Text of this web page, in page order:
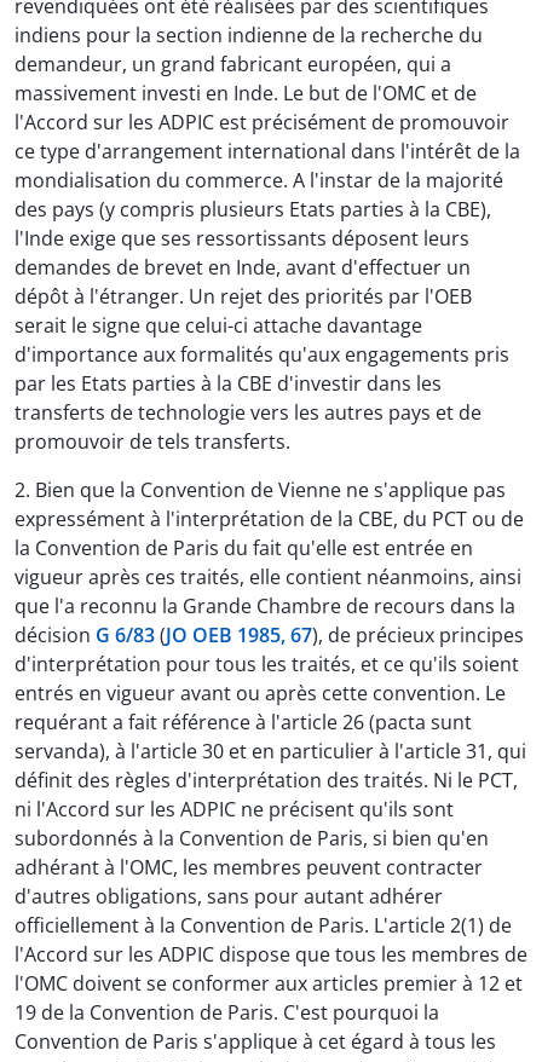
revendiquées ont été réalisées par des scientifiques
indiens pour la section indienne de la recherche du
demandeur, un grand fabricant européen, qui a
massivement investi en Inde. Le but de l'OMC et de
l'Accord sur les ADPIC est précisément de promouvoir
ce type d'arrangement international dans l'intérêt de la
mondialisation du commerce. A l'instar de la majorité
des pays (y compris plusieurs Etats parties à la CBE),
l'Inde exige que ses ressortissants déposent leurs
demandes de brevet en Inde, avant d'effectuer un
dépôt à l'étranger. Un rejet des priorités par l'OEB
serait le signe que celui-ci attache davantage
d'importance aux formalités qu'aux engagements pris
par les Etats parties à la CBE d'investir dans les
transferts de technologie vers les autres pays et de
promouvoir de tels transferts.
2. Bien que la Convention de Vienne ne s'applique pas
expressément à l'interprétation de la CBE, du PCT ou de
la Convention de Paris du fait qu'elle est entrée en
vigueur après ces traités, elle contient néanmoins, ainsi
que l'a reconnu la Grande Chambre de recours dans la
décision G 6/83(JO OEB 1985, 67), de précieux principes
d'interprétation pour tous les traités, et ce qu'ils soient
entrés en vigueur avant ou après cette convention. Le
requérant a fait référence à l'article 26 (pacta sunt
servanda), à l'article 30 et en particulier à l'article 31, qui
définit des règles d'interprétation des traités. Ni le PCT,
ni l'Accord sur les ADPIC ne précisent qu'ils sont
subordonnés à la Convention de Paris, si bien qu'en
adhérant à l'OMC, les membres peuvent contracter
d'autres obligations, sans pour autant adhérer
officiellement à la Convention de Paris. L'article 2(1) de
l'Accord sur les ADPIC dispose que tous les membres de
l'OMC doivent se conformer aux articles premier à 12 et
19 de la Convention de Paris. C'est pourquoi la
Convention de Paris s'applique à cet égard à tous les